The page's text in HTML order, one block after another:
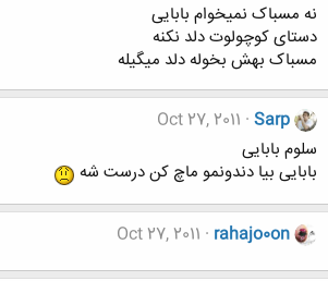
نه مسباک نمیخوام بابایی
دستای کوچولوت دلد نکنه
مسباک بهش بخوله دلد میگیله
Sarp
Oct 27, 2011
سلوم بابایی
بابایی بیا دندونمو ماچ کن درست شه
rahajo0on
Oct 27, 2011